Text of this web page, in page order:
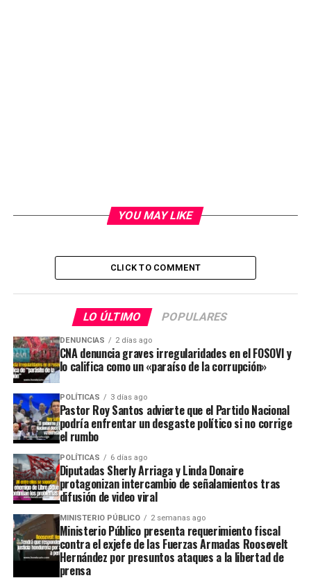
YOU MAY LIKE
CLICK TO COMMENT
LO ÚLTIMO POPULARES
DENUNCIAS 2 días ago
CNA denuncia graves irregularidades en el FOSOVI y
lo califica como un «paraíso de la corrupción»
POLÍTICAS 3 días ago
Pastor Roy Santos advierte que el Partido Nacional
podría enfrentar un desgaste político si no corrige
el rumbo
POLÍTICAS 6 días ago
Diputadas Sherly Arriaga y Linda Donaire
protagonizan intercambio de señalamientos tras
difusión de video viral
MINISTERIO PÚBLICO 2 semanas ago
Ministerio Público presenta requerimiento fiscal
contra el exjefe de las Fuerzas Armadas Roosevelt
Hernández por presuntos ataques a la libertad de
prensa